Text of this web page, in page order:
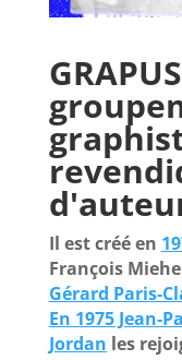
GRAPUS
Il est créé en
François
Gérard Paris-
En 1975 Jean-
Jordan les